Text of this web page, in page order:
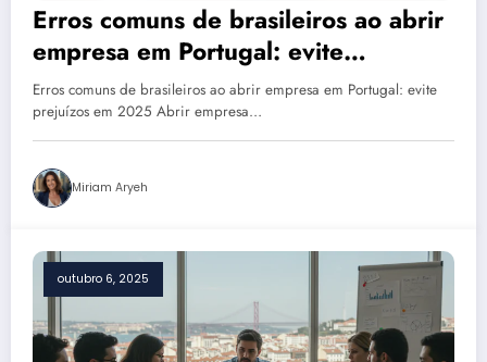
Erros comuns de brasileiros ao abrir
empresa em Portugal: evite
prejuízos em 2025
Erros comuns de brasileiros ao abrir empresa em Portugal: evite
prejuízos em 2025 Abrir empresa…
Miriam Aryeh
outubro 6, 2025